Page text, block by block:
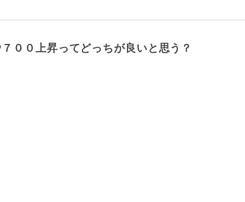
００上昇ってどっちが良いと思う？